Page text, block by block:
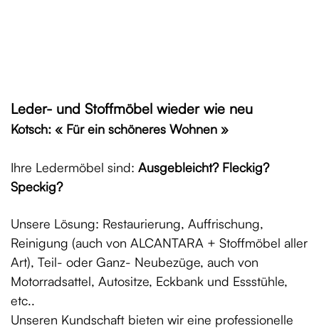
Leder- und Stoffmöbel wieder wie neu
Kotsch: « Für ein schöneres Wohnen »
Ihre Ledermöbel sind: Ausgebleicht? Fleckig?
Speckig?
Unsere Lösung: Restaurierung, Auffrischung,
Reinigung (auch von ALCANTARA + Stoffmöbel aller
Art), Teil- oder Ganz- Neubezüge, auch von
Motorradsattel, Autositze, Eckbank und Essstühle,
etc..
Unseren Kundschaft bieten wir eine professionelle